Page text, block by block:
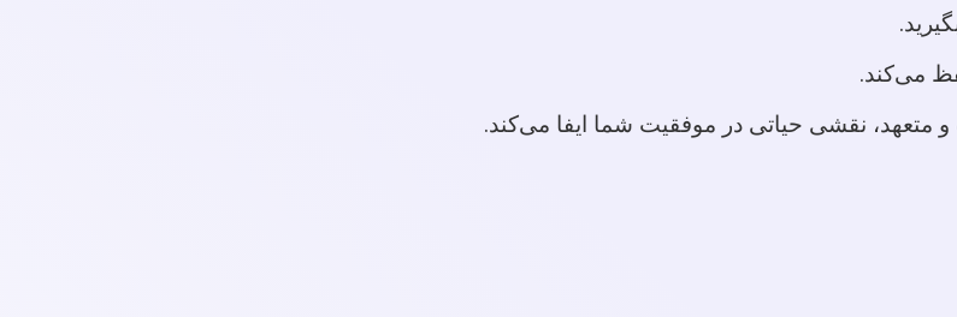
می‌کند.
متعهد، نقشی حیاتی در موفقیت شما ایفا می‌کند.